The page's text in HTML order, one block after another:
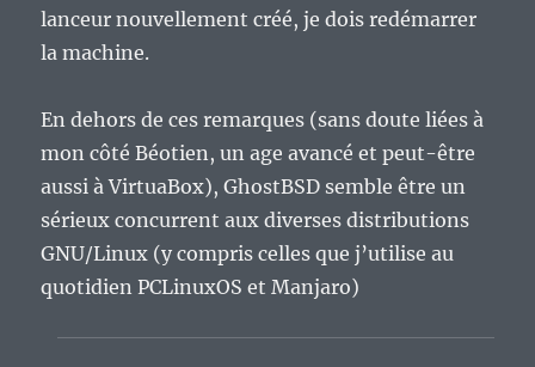
lanceur nouvellement créé, je dois redémarrer
la machine.
En dehors de ces remarques (sans doute liées à
mon côté Béotien, un age avancé et peut-être
aussi à VirtuaBox), GhostBSD semble être un
sérieux concurrent aux diverses distributions
GNU/Linux (y compris celles que j’utilise au
quotidien PCLinuxOS et Manjaro)